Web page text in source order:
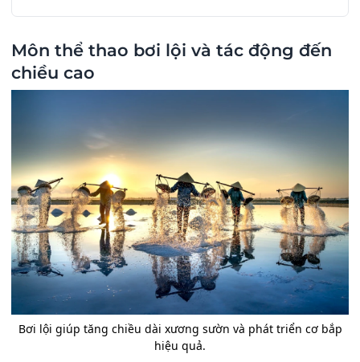
Môn thể thao bơi lội và tác động đến
chiều cao
Bơi lội giúp tăng chiều dài xương sườn và phát triển cơ bắp
hiệu quả.